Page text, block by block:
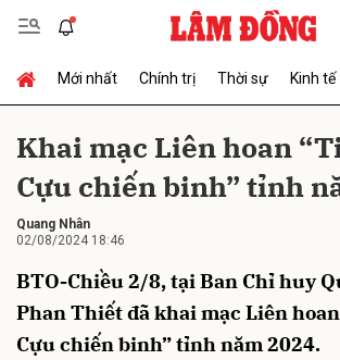
Mới nhất Chính trị Thời sự Kinh tế
Khai mạc Liên hoan
Cựu chiến binh” tỉnh
Quang Nhân
02/08/2024 18:46
BTO-Chiều 2/8, tại Ban Chỉ huy
Phan Thiết đã khai mạc Liên
Cựu chiến binh” tỉnh năm 2024.
Gửi bình luận